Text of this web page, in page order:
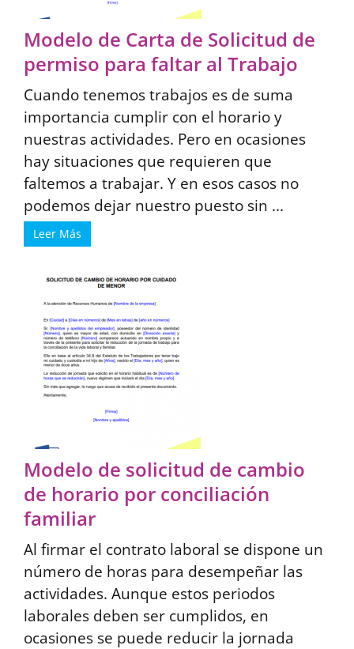
Modelo de Carta de Solicitud de
permiso para faltar al Trabajo
Cuando tenemos trabajos es de suma
importancia cumplir con el horario y
nuestras actividades. Pero en ocasiones
hay situaciones que requieren que
faltemos a trabajar. Y en esos casos no
podemos dejar nuestro puesto sin ...
Leer Más
Modelo de solicitud de cambio
de horario por conciliación
familiar
Al firmar el contrato laboral se dispone un
número de horas para desempeñar las
actividades. Aunque estos periodos
laborales deben ser cumplidos, en
ocasiones se puede reducir la jornada